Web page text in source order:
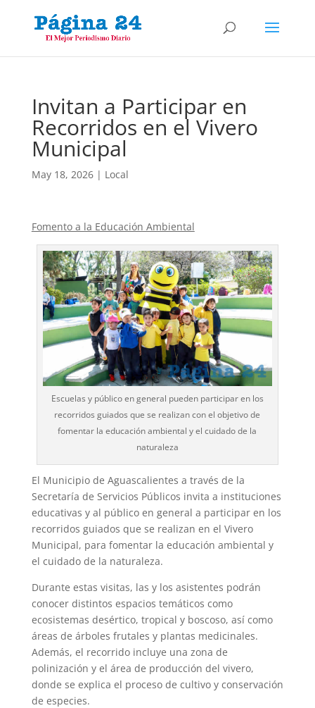
Invitan a Participar en
Recorridos en el Vivero
Municipal
May 18, 2026| Local
Fomento a la Educación Ambiental
Escuelas y público en general pueden participar en los
recorridos guiados que se realizan con el objetivo de
fomentar la educación ambiental y el cuidado de la
naturaleza
El Municipio de Aguascalientes a través de la
Secretaría de Servicios Públicos invita a instituciones
educativas y al público en general a participar en los
recorridos guiados que se realizan en el Vivero
Municipal, para fomentar la educación ambiental y
el cuidado de la naturaleza.
Durante estas visitas, las y los asistentes podrán
conocer distintos espacios temáticos como
ecosistemas desértico, tropical y boscoso, así como
áreas de árboles frutales y plantas medicinales.
Además, el recorrido incluye una zona de
polinización y el área de producción del vivero,
donde se explica el proceso de cultivo y conservación
de especies.